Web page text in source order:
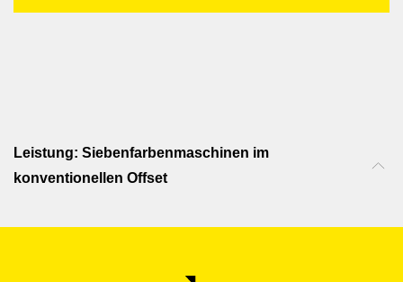
Leistung: Siebenfarbenmaschinen im
konventionellen Offset